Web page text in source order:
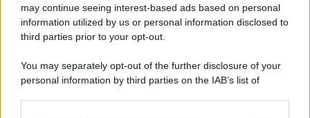
may continue seeing interest-based ads based on personal
information utilized by us or personal information disclosed to
third parties prior to your opt-out.
You may separately opt-out of the further disclosure of your
personal information by third parties on the IAB’s list of
Lgbtqia News
Motors Magazine 365
Day Travel 365
Home Magazine 365
Cineverse Magazine
SecondHomeMagazine